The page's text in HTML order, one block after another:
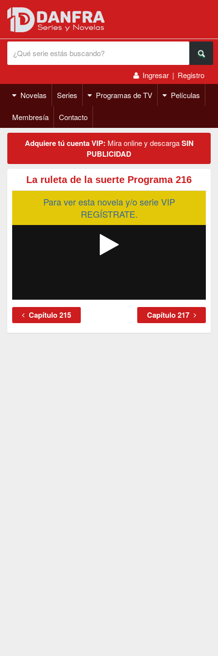
Ingresar | Registro
Novelas
Series Programas de TV Películas
Membresía Contacto
Adquiere tú cuenta VIP: Mira online y descargaSIN
PUBLICIDAD
La ruleta de la suerte Programa 216
Para ver esta novela y/o serie VIP
REGÍSTRATE.
Capítulo 215 Capítulo 217